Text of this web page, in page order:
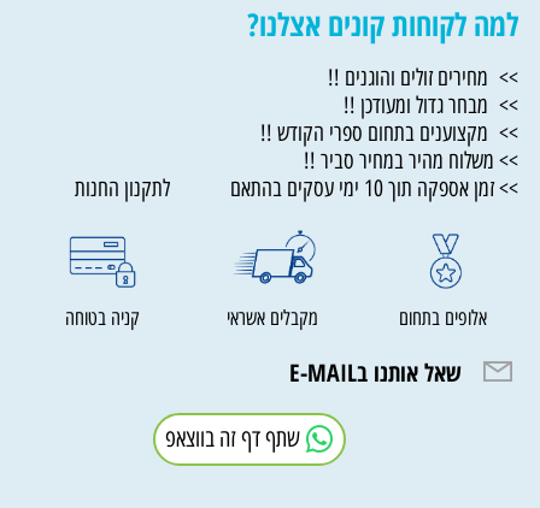
למה לקוחות קונים אצלנו?
>> מחירים זולים והוגנים !!
>> מבחר גדול ומעודכן !!
>> מקצוענים בתחום ספרי הקודש !!
>> משלוח מהיר במחיר סביר !!
>> זמן אספקה תוך 10 ימי עסקים בהתאם לתקנון החנות
אלופים בתחום מקבלים אשראי קניה בטוחה
שאל אותנו בE-MAIL
שתף דף זה בווצאפ